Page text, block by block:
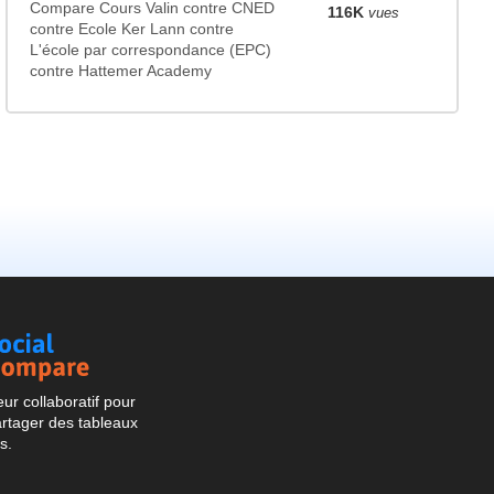
Compare Cours Valin contre CNED
contre Ecole Ker Lann contre
L'école par correspondance (EPC)
contre Hattemer Academy
116K vues
collaboratif pour
des tableaux